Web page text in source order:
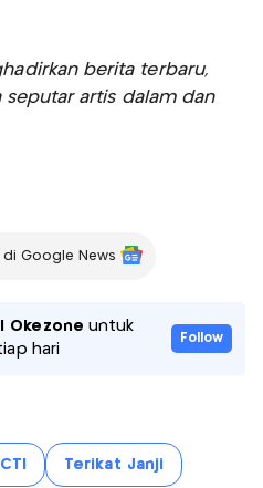
berita terbaru,
seputar artis dalam dan
di Google News
Okezone untuk
hari
Follow
Terikat Janji